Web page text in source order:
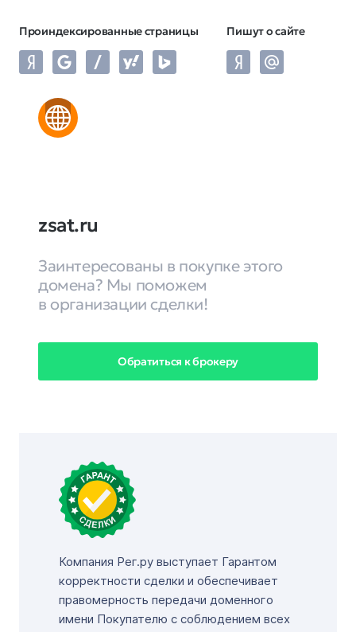
Проиндексированные страницы Пишут о сайте
zsat.ru
Заинтересованы в покупке этого
домена? Мы поможем
в организации сделки!
Обратиться к брокеру
Компания Рег.ру выступает Гарантом
корректности сделки и обеспечивает
правомерность передачи доменного
имени Покупателю с соблюдением всех